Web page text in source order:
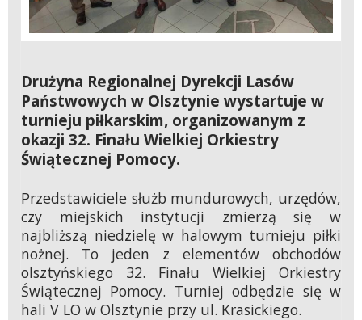
Drużyna Regionalnej Dyrekcji Lasów
Państwowych w Olsztynie wystartuje w
turnieju piłkarskim, organizowanym z
okazji 32. Finału Wielkiej Orkiestry
Świątecznej Pomocy.
Przedstawiciele służb mundurowych, urzędów,
czy miejskich instytucji zmierzą się w
najbliższą niedzielę w halowym turnieju piłki
nożnej. To jeden z elementów obchodów
olsztyńskiego 32. Finału Wielkiej Orkiestry
Świątecznej Pomocy. Turniej odbędzie się w
hali V LO w Olsztynie przy ul. Krasickiego.